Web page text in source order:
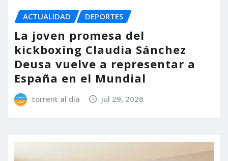
ACTUALIDAD DEPORTES
La joven promesa del
kickboxing Claudia Sánchez
Deusa vuelve a representar a
España en el Mundial
torrent al dia Jul 29, 2026